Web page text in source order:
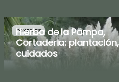
CONSEJOS
Hierba de la Pampa,
Cortaderia: plantación,
cuidados